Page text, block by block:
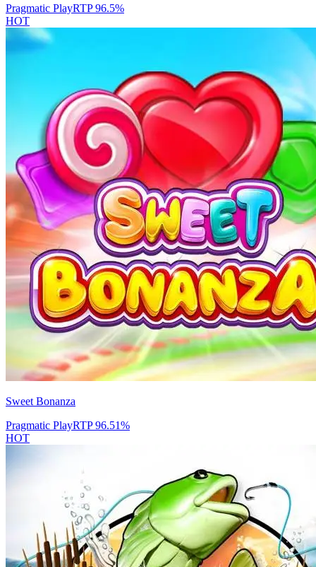
Pragmatic PlayRTP96.5%
HOT
Sweet Bonanza
Pragmatic PlayRTP96.51%
HOT